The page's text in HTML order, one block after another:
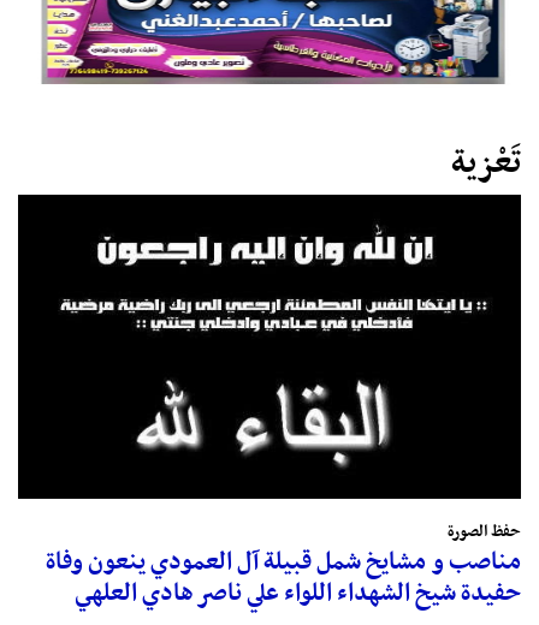
تَعْزية
حفظ الصورة
مناصب و مشايخ شمل قبيلة آل العمودي ينعون وفاة
حفيدة شيخ الشهداء اللواء علي ناصر هادي العلهي